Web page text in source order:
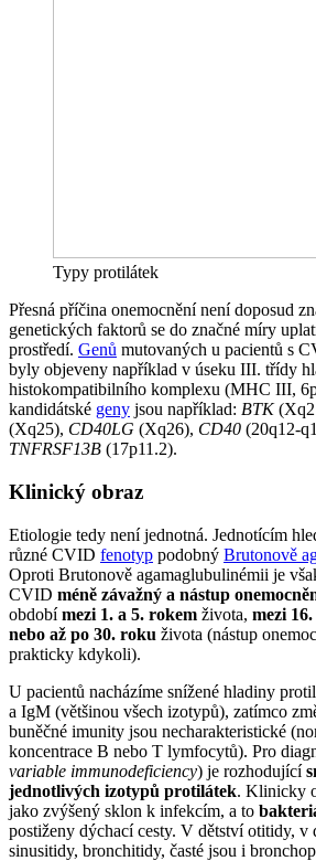
Typy protilátek
Přesná příčina onemocnění není doposud
genetických faktorů se do značné míry
prostředí. Genů mutovaných u pacientů s
byly objeveny například v úseku III. třídy
histokompatibilního komplexu (MHC III,
kandidátské geny jsou například: BTK
(Xq25), CD40LG (Xq26), CD40 (20q12-
TNFRSF13B (17p11.2).
Klinický obraz
Etiologie tedy není jednotná. Jednotícím
různé CVID fenotyp podobný Brutonově
Oproti Brutonově agamaglubulinémii je
CVID méně závažný a nástup
obdobímezi 1. a 5. rokem života, mezi
nebo až po 30. roku života (nástup
prakticky kdykoli).
U pacientů nacházíme snížené hladiny
a IgM (většinou všech izotypů), zatímco
buněčné imunity jsou necharakteristické
koncentrace B nebo T lymfocytů). Pro
variable immunodeficiency) je rozhodující
jednotlivých izotypů protilátek. Klinicky
jako zvýšený sklon k infekcím, a to
postiženy dýchací cesty. V dětství otitidy, v
sinusitidy, bronchitidy, časté jsou i